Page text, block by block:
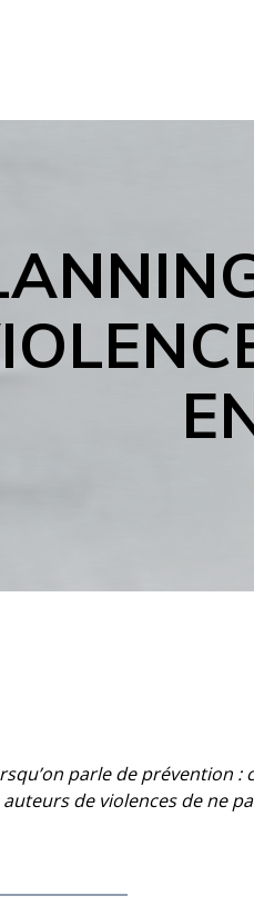
parle de prévention
de violences de ne